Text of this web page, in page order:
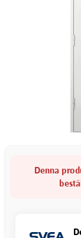
Denna